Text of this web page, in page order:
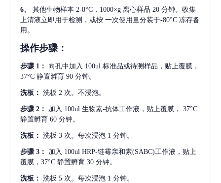
6、 其他生物样本 2-8°C，1000×g 离心样品 20 分钟。收集
上清液立即用于检测，或按 一次使用量分装于-80°C 冻存备
用。
操作步骤：
步骤 1： 向孔中加入 100ul 标准品或待测样品，贴上覆膜，
37°C 静置孵育 90 分钟。
洗板： 洗板 2 次。不浸泡。
步骤 2： 加入 100ul 生物素-抗体工作液，贴上覆膜， 37°C
静置孵育 60 分钟。
洗板： 洗板 3 次。每次浸泡 1 分钟。
步骤 3： 加入 100ul HRP-链霉亲和素(SABC)工作液，贴上
覆膜，37°C 静置孵育 30 分钟。
洗板： 洗板 5 次。每次浸泡 1 分钟。